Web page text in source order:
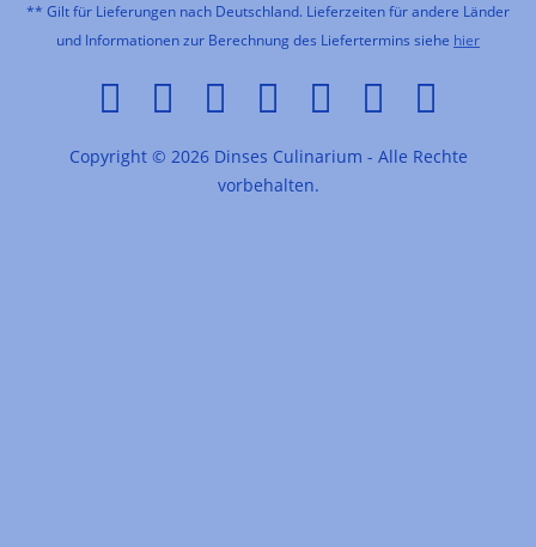
** Gilt für Lieferungen nach Deutschland. Lieferzeiten für andere Länder
und Informationen zur Berechnung des Liefertermins siehe hier
Copyright © 2026 Dinses Culinarium - Alle Rechte
vorbehalten.